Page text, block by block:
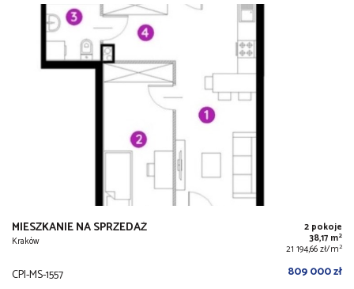
MIESZKANIE NA SPRZEDAŻ
Kraków
2 pokoje
38,17 m2
21 194,66 zł/m2
CPI-MS-1557 809 000 zł